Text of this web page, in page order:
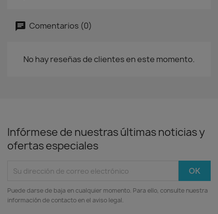
Comentarios (0)
No hay reseñas de clientes en este momento.
Infórmese de nuestras últimas noticias y
ofertas especiales
Puede darse de baja en cualquier momento. Para ello, consulte nuestra
información de contacto en el aviso legal.